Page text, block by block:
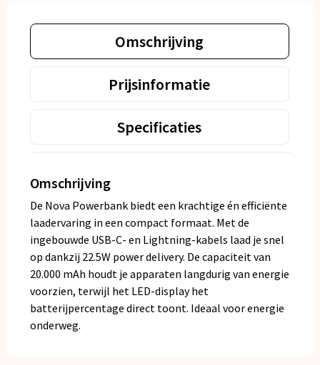
Omschrijving
Prijsinformatie
Specificaties
Omschrijving
De Nova Powerbank biedt een krachtige én efficiënte
laadervaring in een compact formaat. Met de
ingebouwde USB-C- en Lightning-kabels laad je snel
op dankzij 22.5W power delivery. De capaciteit van
20.000 mAh houdt je apparaten langdurig van energie
voorzien, terwijl het LED-display het
batterijpercentage direct toont. Ideaal voor energie
onderweg.